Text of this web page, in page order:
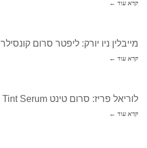
קרא עוד ←
מייבלין ניו יורק: ליפטר סרום קונסילר
קרא עוד ←
לוריאל פריז: סרום טינט Hyaluronic Tint Serum
קרא עוד ←